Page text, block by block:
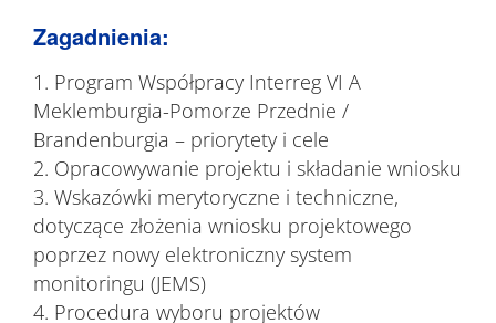
Zagadnienia:
Program Współpracy Interreg VI A
Meklemburgia-Pomorze Przednie /
Brandenburgia – priorytety i cele
Opracowywanie projektu i składanie wniosku
Wskazówki merytoryczne i techniczne,
dotyczące złożenia wniosku projektowego
poprzez nowy elektroniczny system
monitoringu (JEMS)
Procedura wyboru projektów